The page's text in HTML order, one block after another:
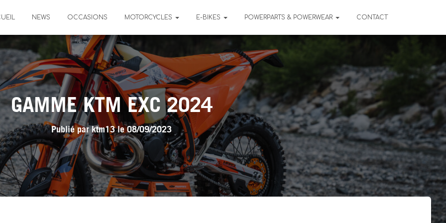
NEWS OCCASIONS MOTORCYCLES E-BIKES POWERPARTS & POWERWEAR CONTACT
GAMME KTM EXC 2024
Publié parktm13le08/09/2023